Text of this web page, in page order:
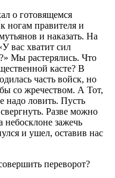
о готовящемся
ногам правителя и
и наказать. На
вас хватит сил
Мы растерялись. Что
касте? В
часть войск, но
со жречеством. А Тот,
надо ловить. Пусть
Разве можно
небосклоне зажечь
и ушел, оставив нас
переворот?